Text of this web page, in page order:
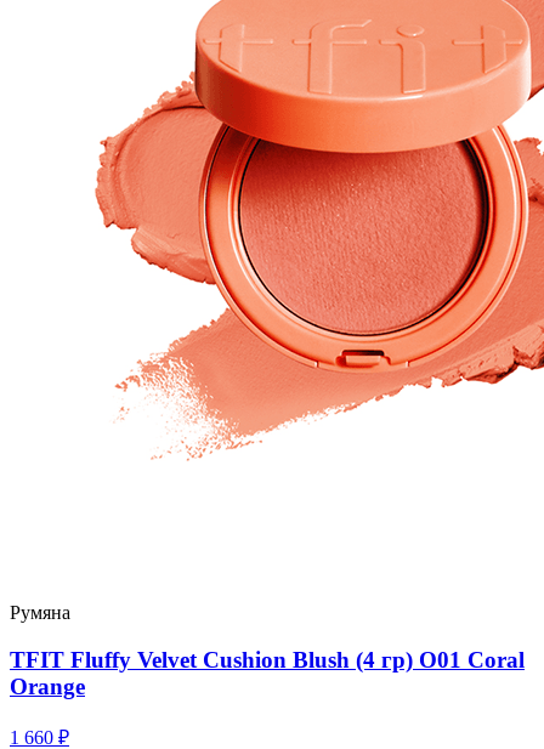
Румяна
TFIT Fluffy Velvet Cushion Blush (4 гр) O01 Coral
Orange
1 660 ₽